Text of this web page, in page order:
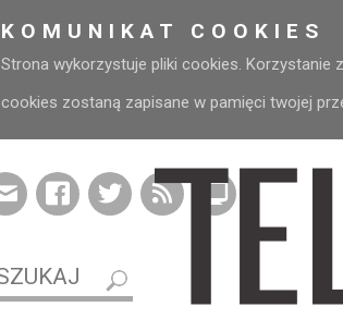
KOMUNIKAT COOKIES
Strona wykorzystuje pliki cookies. Korzystanie
cookies zostaną zapisane w pamięci twojej